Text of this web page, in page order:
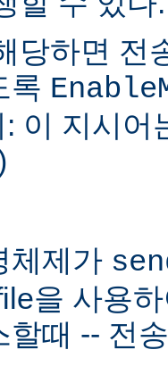
당하면 전
록
이 지시어
체제가
을 사용
할때 -- 전